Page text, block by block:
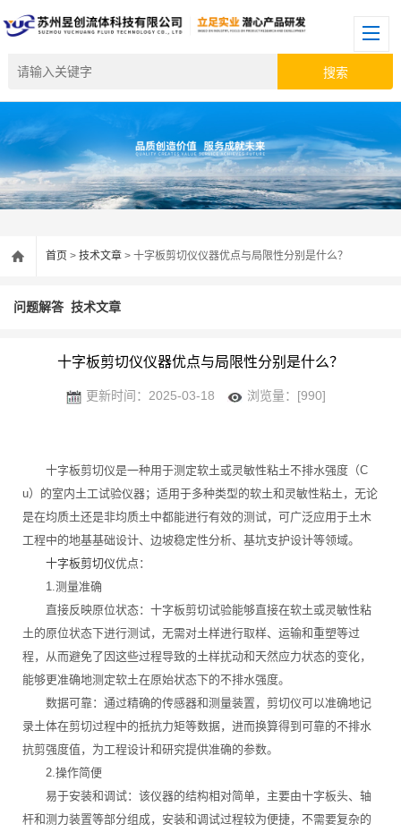
首页 > 技术文章 > 十字板剪切仪仪器优点与局限性分别是什么？
问题解答 技术文章
十字板剪切仪仪器优点与局限性分别是什么？
更新时间：2025-03-18 浏览量：[990]
十字板剪切仪是一种用于测定软土或灵敏性粘土不排水强度（C
u）的室内土工试验仪器；适用于多种类型的软土和灵敏性粘土，无论
是在均质土还是非均质土中都能进行有效的测试，可广泛应用于土木
工程中的地基基础设计、边坡稳定性分析、基坑支护设计等领域。
十字板剪切仪优点：
1.测量准确
直接反映原位状态：十字板剪切试验能够直接在软土或灵敏性粘
土的原位状态下进行测试，无需对土样进行取样、运输和重塑等过
程，从而避免了因这些过程导致的土样扰动和天然应力状态的变化，
能够更准确地测定软土在原始状态下的不排水强度。
数据可靠：通过精确的传感器和测量装置，剪切仪可以准确地记
录土体在剪切过程中的抵抗力矩等数据，进而换算得到可靠的不排水
抗剪强度值，为工程设计和研究提供准确的参数。
2.操作简便
易于安装和调试：该仪器的结构相对简单，主要由十字板头、轴
杆和测力装置等部分组成，安装和调试过程较为便捷，不需要复杂的